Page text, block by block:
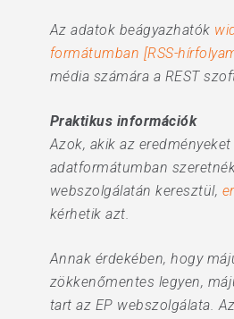
Az adatok beágyazhatók
formátumban [RSS-
média számára a REST
Praktikus információk
Azok, akik az
adatformátumban
webszolgálatán keresztül,
kérhetik azt.
Annak érdekében, hogy
zökkenőmentes legyen,
tart az EP webszolgálata.